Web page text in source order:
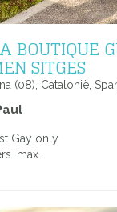
BOUTIQUE
SITGES
(08), Catalonië,
Gay only
max.